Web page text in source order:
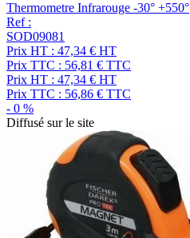
Thermometre Infrarouge -30° +550°
Ref :
SOD09081
Prix HT : 47,34 € HT
Prix TTC : 56,81 € TTC
Prix HT : 47,34 € HT
Prix TTC : 56,86 € TTC
- 0 %
Diffusé sur le site